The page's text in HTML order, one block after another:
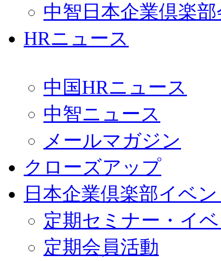
中智日本企業倶楽
HRニュース
中国HRニュース
中智ニュース
メールマガジン
クローズアップ
日本企業倶楽部イベ
定期セミナー・イ
定期会員活動